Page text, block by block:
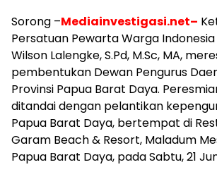
Sorong –Mediainvestigasi.net–
Persatuan Pewarta Warga
Wilson Lalengke, S.Pd, M.Sc, MA,
pembentukan Dewan Pengurus
Provinsi Papua Barat Daya.
ditandai dengan pelantikan
Papua Barat Daya, bertempat di
Garam Beach & Resort, Maladum
Papua Barat Daya, pada Sabtu, 21